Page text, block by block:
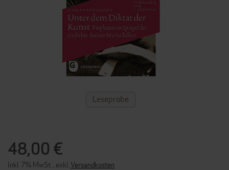
48,00 €
Inkl. 7% MwSt. exkl. Versandkosten
ZUM
ANFANG
Leseprobe